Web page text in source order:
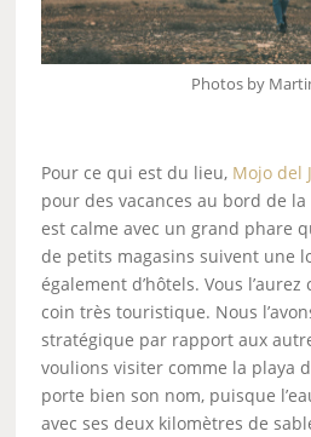
Photos by
Pour ce qui est du lieu, Mojo del
pour des vacances au bord de
est calme avec un grand phare
de petits magasins suivent une
également d’hôtels. Vous l’aurez
coin très touristique. Nous
stratégique par rapport aux
voulions visiter comme la playa
porte bien son nom, puisque
avec ses deux kilomètres de